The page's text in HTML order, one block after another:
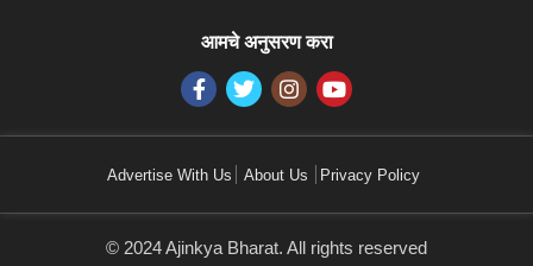
आमचे अनुसरण करा
Advertise With Us About Us Privacy Policy
© 2024 Ajinkya Bharat. All rights reserved